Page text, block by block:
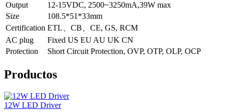
Output
12-15VDC, 2500~3250mA,39W max
Size
108.5*51*33mm
Certification ETL、CB、CE, GS, RCM
AC plug
Fixed US EU AU UK CN
Protection
Short Circuit Protection, OVP, OTP, OLP, OCP
Productos
12W LED Driver